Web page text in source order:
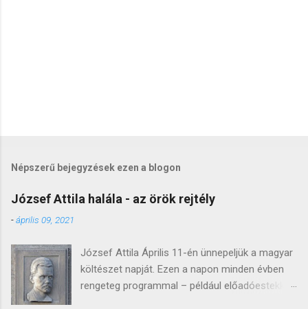
Népszerű bejegyzések ezen a blogon
József Attila halála - az örök rejtély
-április 09, 2021
József Attila Április 11-én ünnepeljük a magyar
költészet napját. Ezen a napon minden évben
rengeteg programmal – például előadóestekkel,